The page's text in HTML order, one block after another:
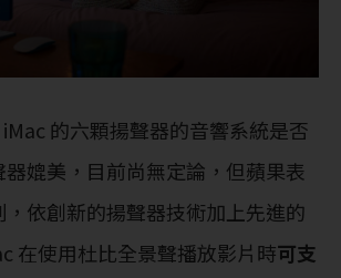
的六顆揚聲器的音響系統是否
媲美，目前尚無定論，但蘋果表
依創新的揚聲器技術加上先進的
在使用杜比全景聲播放影片時可支